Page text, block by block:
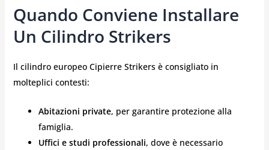
Quando Conviene Installare
Un Cilindro Strikers
Il cilindro europeo Cipierre Strikers è consigliato in
molteplici contesti:
Abitazioni private, per garantire protezione alla
famiglia.
Uffici e studi professionali, dove è necessario